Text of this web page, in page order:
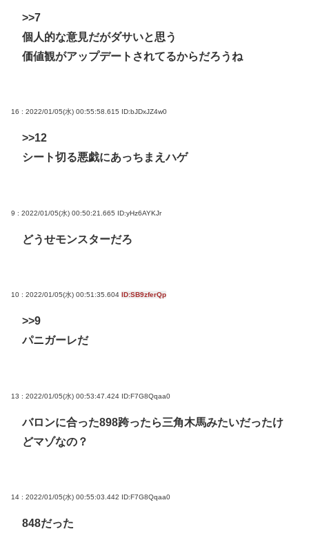
>>7
個人的な意見だがダサいと思う
価値観がアップデートされてるからだろうね
16 : 2022/01/05(水) 00:55:58.615 ID:bJDxJZ4w0
>>12
シート切る悪戯にあっちまえハゲ
9 : 2022/01/05(水) 00:50:21.665 ID:yHz6AYKJr
どうせモンスターだろ
10 : 2022/01/05(水) 00:51:35.604 ID:SB9zferQp
>>9
パニガーレだ
13 : 2022/01/05(水) 00:53:47.424 ID:F7G8Qqaa0
バロンに合った898跨ったら三角木馬みたいだったけ
どマゾなの？
14 : 2022/01/05(水) 00:55:03.442 ID:F7G8Qqaa0
848だった